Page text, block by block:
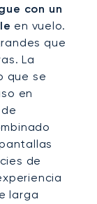
con un
en vuelo.
que
La
que se
en
de
larga